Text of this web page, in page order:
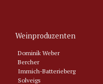
Weinproduzenten
Dominik Weber
Bercher
Immich-Batterieberg
Solveigs